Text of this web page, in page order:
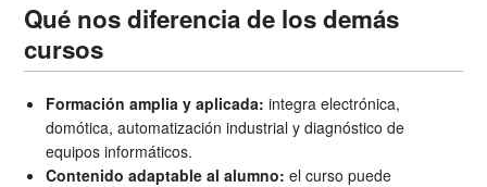
Qué nos diferencia de los demás
cursos
Formación amplia y aplicada: integra electrónica,
domótica, automatización industrial y diagnóstico de
equipos informáticos.
Contenido adaptable al alumno: el curso puede